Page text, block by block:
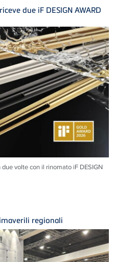
riceve due iF DESIGN AWARD
volte con il rinomato iF DESIGN
regionali